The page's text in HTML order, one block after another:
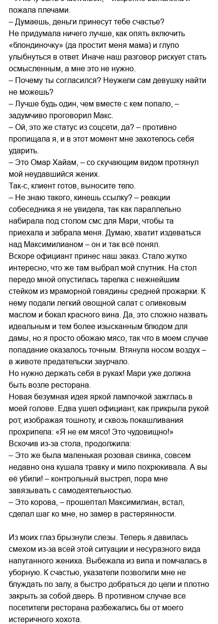
пожала плечами.
– Думаешь, деньги принесут тебе счастье?
Не придумала ничего лучше, как опять включить
«блондиночку» (да простит меня мама) и глупо
улыбнуться в ответ. Иначе наш разговор рискует стать
осмысленным, а мне это не нужно.
– Почему ты согласился? Неужели сам девушку найти
не можешь?
– Лучше будь один, чем вместе с кем попало, –
задумчиво проговорил Макс.
– Ой, это же статус из соцсети, да? – противно
пропищала я, и в этот момент мне захотелось себя
ударить.
– Это Омар Хайам, – со скучающим видом протянул
мой неудавшийся жених.
Так-с, клиент готов, выносите тело.
– Не знаю такого, кинешь ссылку? – реакции
собеседника я не увидела, так как параллельно
набирала под столом смс для Мари, чтобы та
приехала и забрала меня. Думаю, хватит издеваться
над Максимилианом – он и так всё понял.
Вскоре официант принес наш заказ. Стало жутко
интересно, что же там выбрал мой спутник. На стол
передо мной опустилась тарелка с нежнейшим
стейком из мраморной говядины средней прожарки. К
нему подали легкий овощной салат с оливковым
маслом и бокал красного вина. Да, это сложно назвать
идеальным и тем более изысканным блюдом для
дамы, но я просто обожаю мясо, так что в моем случае
попадание оказалось точным. Втянула носом воздух –
в животе предательски заурчало.
Но нужно держать себя в руках! Мари уже должна
быть возле ресторана.
Новая безумная идея яркой лампочкой зажглась в
моей голове. Едва ушел официант, как прикрыла рукой
рот, изображая тошноту, и сквозь покашливания
прохрипела: «Я не ем мясо! Это чудовищно!»
Вскочив из-за стола, продолжила:
– Это же была маленькая розовая свинка, совсем
недавно она кушала травку и мило похрюкивала. А вы
её убили! – контрольный выстрел, пора мне
завязывать с самодеятельностью.
– Это корова, – прошептал Максимилиан, встал,
сделал шаг ко мне, но замер в растерянности.
Из моих глаз брызнули слезы. Теперь я давилась
смехом из-за всей этой ситуации и несуразного вида
напуганного жениха. Выбежала из випа и помчалась в
уборную. К счастью, указатели позволили мне не
блуждать по залу, а быстро добраться до цели и плотно
закрыть за собой дверь. В противном случае все
посетители ресторана разбежались бы от моего
истеричного хохота.